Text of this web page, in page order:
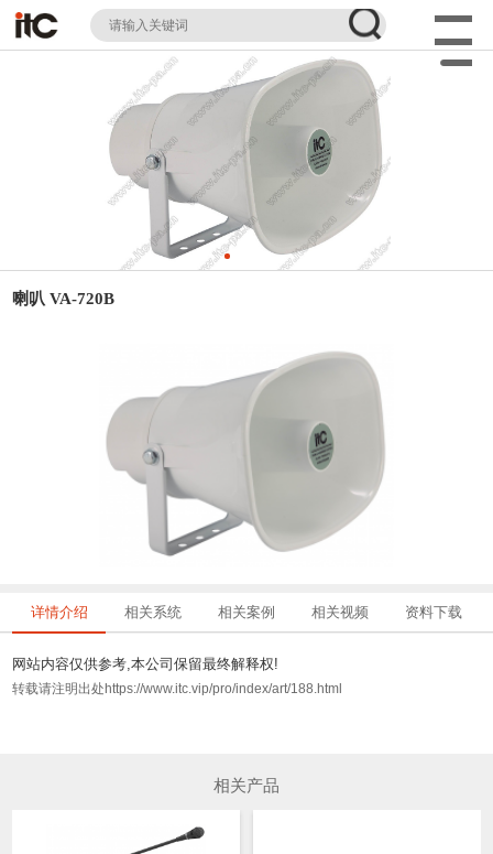
喇叭 VA-720B
详情介绍 相关系统 相关案例 相关视频 资料下载
网站内容仅供参考,本公司保留最终解释权!
转载请注明出处https://www.itc.vip/pro/index/art/188.html
相关产品